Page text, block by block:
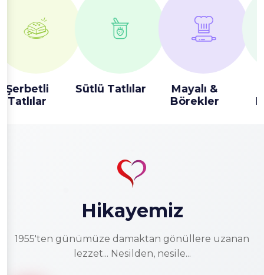
Sütlü Tatlılar
Mayalı &
Kuru
Pastalar
Hikayemiz
1955'ten günümüze damaktan gönüllere uzanan
lezzet... Nesilden, nesile...